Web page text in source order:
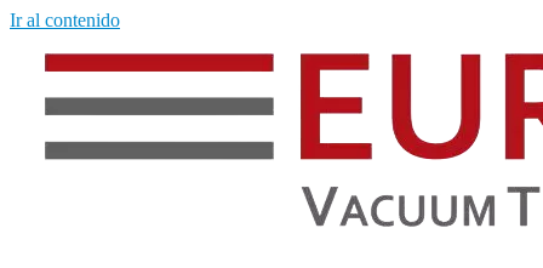
Ir al contenido